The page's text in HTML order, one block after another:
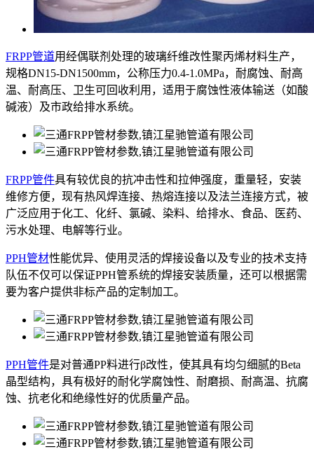
FRPP管道用经偶联剂处理的玻璃纤维改性聚丙烯材料生产，
规格DN15-DN1500mm，公称压力0.4-1.0MPa，耐腐蚀、耐高
温、耐高压、卫生可回收利用，适用于腐蚀性液体输送（如酸
碱液）及市政给排水系统。
FRPP管件具有较优良的抗冲击性和拉伸强度，重量轻，安装
维修方便，现有热风焊连接、热熔连接以及法兰连接方式，被
广泛应用于化工、化纤、氯碱、染料、给排水、食品、医药、
污水处理、电解等行业。
PPH管材性能优异、使用灵活的焊接设备以及专业的技术支持
队伍不仅可以保证PPH管系统的焊接安装质量，还可以根据需
要为客户提供非标产品的定制加工。
PPH管件是对普通PP料进行β改性，使其具有均匀细腻的Beta
晶型结构，具有极好的耐化学腐蚀性、耐磨损、耐高温、抗腐
蚀、抗老化和绝缘性好的优质量产品。